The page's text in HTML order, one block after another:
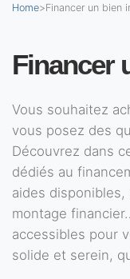
Home>Financer un bien
Financer
Vous souhaitez
vous posez des
Découvrez dans
dédiés au
aides
montage
accessibles pour
solide et serein,